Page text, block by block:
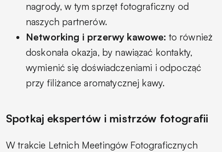
nagrody, w tym sprzęt fotograficzny od
naszych partnerów.
Networking i przerwy kawowe: to również
doskonała okazja, by nawiązać kontakty,
wymienić się doświadczeniami i odpocząć
przy filiżance aromatycznej kawy.
Spotkaj ekspertów i mistrzów fotografii
W trakcie Letnich Meetingów Fotograficznych